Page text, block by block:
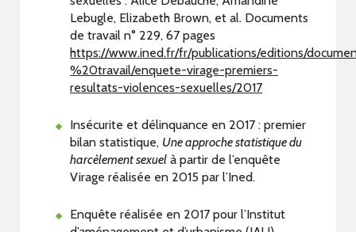
Lebugle, Elizabeth Brown, et al. Documents
de travail n° 229, 67 pages
https://www.ined.fr/fr/publications/editions/
%20travail/enquete-virage-premiers-
resultats-violences-sexuelles/2017
Insécurite et délinquance en 2017 : premier
bilan statistique, Une approche statistique du
harcèlement sexuel à partir de l’enquête
Virage réalisée en 2015 par l’Ined.
Enquête réalisée en 2017 pour l’Institut